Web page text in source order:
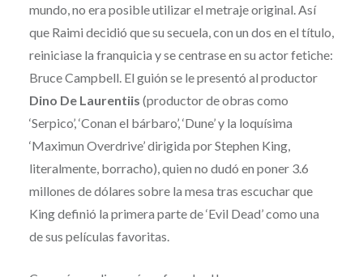
mundo, no era posible utilizar el metraje original. Así
que Raimi decidió que su secuela, con un dos en el título,
reiniciase la franquicia y se centrase en su actor fetiche:
Bruce Campbell. El guión se le presentó al productor
Dino De Laurentiis (productor de obras como
‘Serpico’, ‘Conan el bárbaro’, ‘Dune’ y la loquísima
‘Maximun Overdrive’ dirigida por Stephen King,
literalmente, borracho), quien no dudó en poner 3.6
millones de dólares sobre la mesa tras escuchar que
King definió la primera parte de ‘Evil Dead’ como una
de sus películas favoritas.